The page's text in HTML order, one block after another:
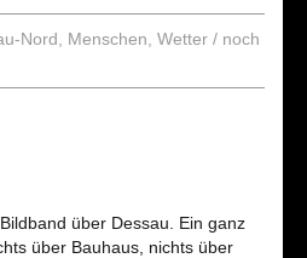
Nord Menschen Wetter / noch
über Dessau. Ein ganz
über Bauhaus, nichts über